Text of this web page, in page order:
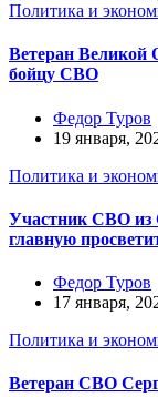
Политика и
Ветеран Великой
бойцу СВО
Федор Туров
19 января,
Политика и
Участник СВО из
главную
Федор Туров
17 января,
Политика и
Ветеран СВО